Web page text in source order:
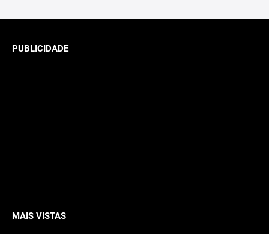
PUBLICIDADE
MAIS VISTAS